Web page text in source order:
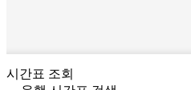
시간표 조회